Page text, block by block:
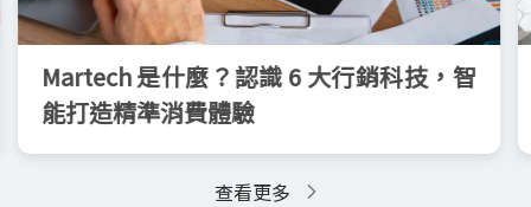
Martech 是什麼？認識 6 大行銷科技，智
能打造精準消費體驗
查看更多